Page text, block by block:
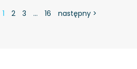
1 2 3 … 16 następny >